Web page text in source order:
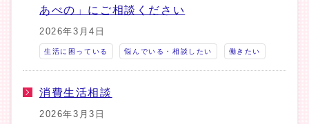
あべの」にご相談ください
2026年3月4日
生活に困っている 悩んでいる・相談したい 働きたい
消費生活相談
2026年3月3日